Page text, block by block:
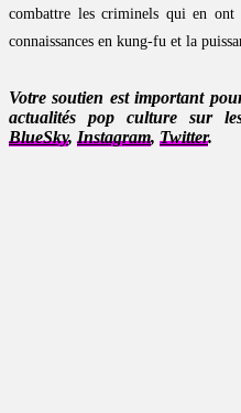
combattre les criminels qui en
connaissances en kung-fu et la
Votre soutien est important
actualités pop culture sur
BlueSky, Instagram, Twitter.